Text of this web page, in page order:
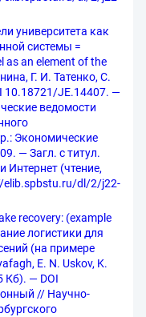
университета как
системы =
as an element of the
Г. И. Татенко, С.
10.18721/JE.14407. —
ведомости
Экономические
— Загл. с титул.
Интернет (чтение,
elib.spbstu.ru/dl/2/j22-
recovery: (example
логистики для
(на примере
E. N. Uskov, K.
Кб). — DOI
// Научно-